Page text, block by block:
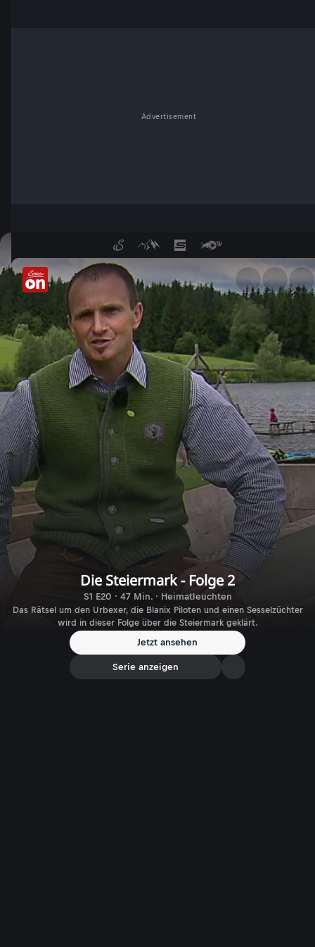
Advertisement
Die Steiermark - Folge 2 -
Die Steiermark - Folge 2
S1 E20 · 47 Min. · Heimatleuchten
Das Rätsel um den Urbexer, die Blanix Piloten und einen Sesselzüchter
wird in dieser Folge über die Steiermark geklärt.
Jetzt ansehen
Serie anzeigen